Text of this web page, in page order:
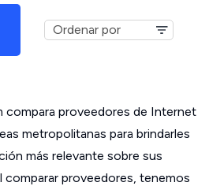
compara proveedores de Internet
metropolitanas para brindarles
más relevante sobre sus
proveedores, tenemos